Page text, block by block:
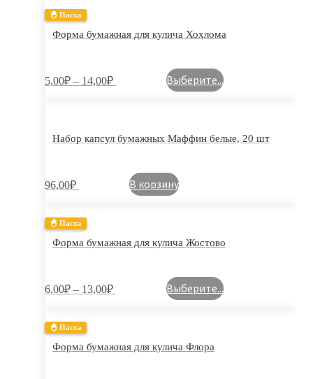
🐣 Пасха
Форма бумажная для кулича Хохлома
5,00₽ – 14,00₽ Выберите...
Набор капсул бумажных Маффин белые, 20 шт
96,00₽ В корзину
🐣 Пасха
Форма бумажная для кулича Жостово
6,00₽ – 13,00₽ Выберите...
🐣 Пасха
Форма бумажная для кулича Флора